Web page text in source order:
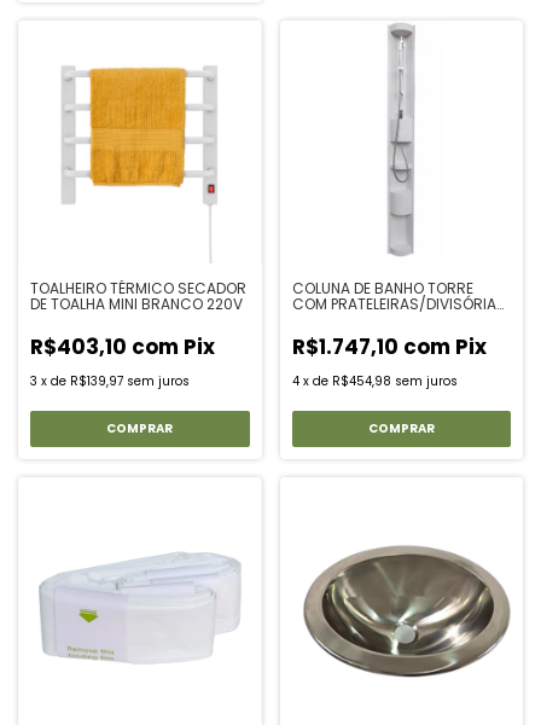
TOALHEIRO TÉRMICO SECADOR
DE TOALHA MINI BRANCO 220V
R$403,10 com Pix
3 x de R$139,97 sem juros
COLUNA DE BANHO TORRE
COM PRATELEIRAS/DIVISÓRIAS
R$1.747,10 com Pix
4 x de R$454,98 sem juros